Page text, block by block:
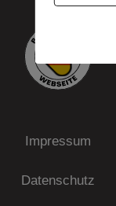
Impressum
Datenschutz